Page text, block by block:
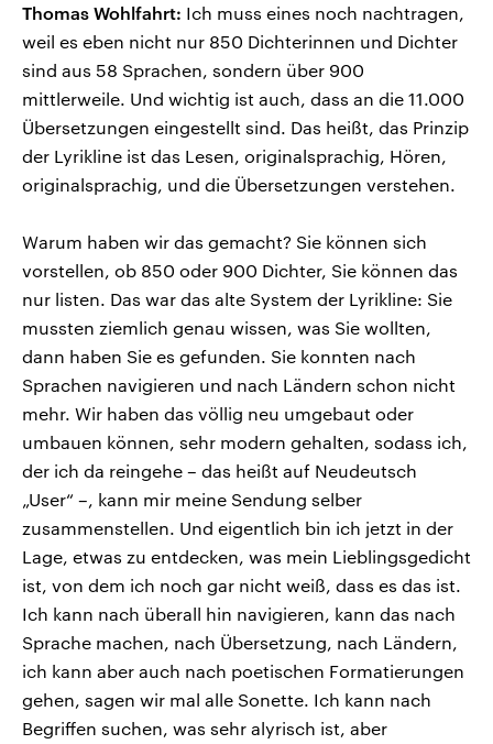
Thomas Wohlfahrt: Ich muss eines noch nachtragen,
weil es eben nicht nur 850 Dichterinnen und Dichter
sind aus 58 Sprachen, sondern über 900
mittlerweile. Und wichtig ist auch, dass an die 11.000
Übersetzungen eingestellt sind. Das heißt, das Prinzip
der Lyrikline ist das Lesen, originalsprachig, Hören,
originalsprachig, und die Übersetzungen verstehen.
Warum haben wir das gemacht? Sie können sich
vorstellen, ob 850 oder 900 Dichter, Sie können das
nur listen. Das war das alte System der Lyrikline: Sie
mussten ziemlich genau wissen, was Sie wollten,
dann haben Sie es gefunden. Sie konnten nach
Sprachen navigieren und nach Ländern schon nicht
mehr. Wir haben das völlig neu umgebaut oder
umbauen können, sehr modern gehalten, sodass ich,
der ich da reingehe – das heißt auf Neudeutsch
„User“ –, kann mir meine Sendung selber
zusammenstellen. Und eigentlich bin ich jetzt in der
Lage, etwas zu entdecken, was mein Lieblingsgedicht
ist, von dem ich noch gar nicht weiß, dass es das ist.
Ich kann nach überall hin navigieren, kann das nach
Sprache machen, nach Übersetzung, nach Ländern,
ich kann aber auch nach poetischen Formatierungen
gehen, sagen wir mal alle Sonette. Ich kann nach
Begriffen suchen, was sehr alyrisch ist, aber